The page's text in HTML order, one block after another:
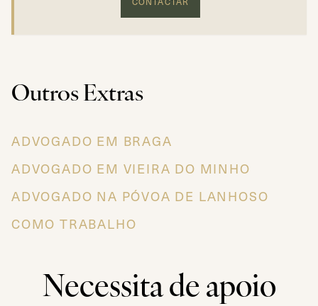
Outros Extras
ADVOGADO EM BRAGA
ADVOGADO EM VIEIRA DO MINHO
ADVOGADO NA PÓVOA DE LANHOSO
COMO TRABALHO
Necessita de apoio